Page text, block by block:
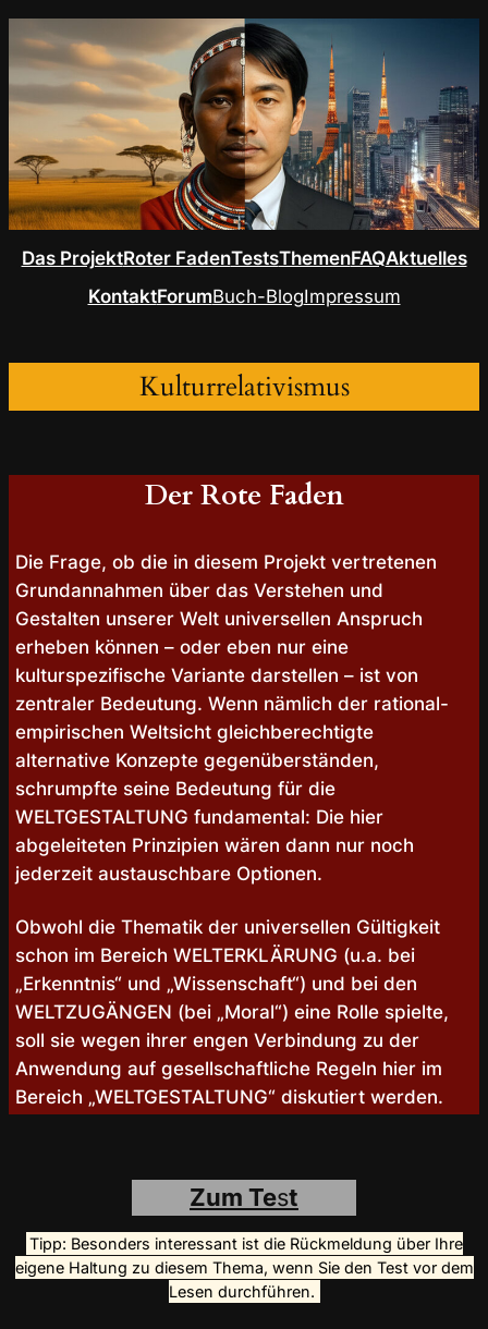
Das ProjektRoter FadenTestsThemenFAQAktuelles
KontaktForumBuch-BlogImpressum
Kulturrelativismus
Der Rote Faden
Die Frage, ob die in diesem Projekt vertretenen
Grundannahmen über das Verstehen und
Gestalten unserer Welt universellen Anspruch
erheben können – oder eben nur eine
kulturspezifische Variante darstellen – ist von
zentraler Bedeutung. Wenn nämlich der rational-
empirischen Weltsicht gleichberechtigte
alternative Konzepte gegenüberständen,
schrumpfte seine Bedeutung für die
WELTGESTALTUNG fundamental: Die hier
abgeleiteten Prinzipien wären dann nur noch
jederzeit austauschbare Optionen.
Obwohl die Thematik der universellen Gültigkeit
schon im Bereich WELTERKLÄRUNG (u.a. bei
„Erkenntnis“ und „Wissenschaft“) und bei den
WELTZUGÄNGEN (bei „Moral“) eine Rolle spielte,
soll sie wegen ihrer engen Verbindung zu der
Anwendung auf gesellschaftliche Regeln hier im
Bereich „WELTGESTALTUNG“ diskutiert werden.
Zum Test
Tipp: Besonders interessant ist die Rückmeldung über Ihre
eigene Haltung zu diesem Thema, wenn Sie den Test vor dem
Lesen durchführen.